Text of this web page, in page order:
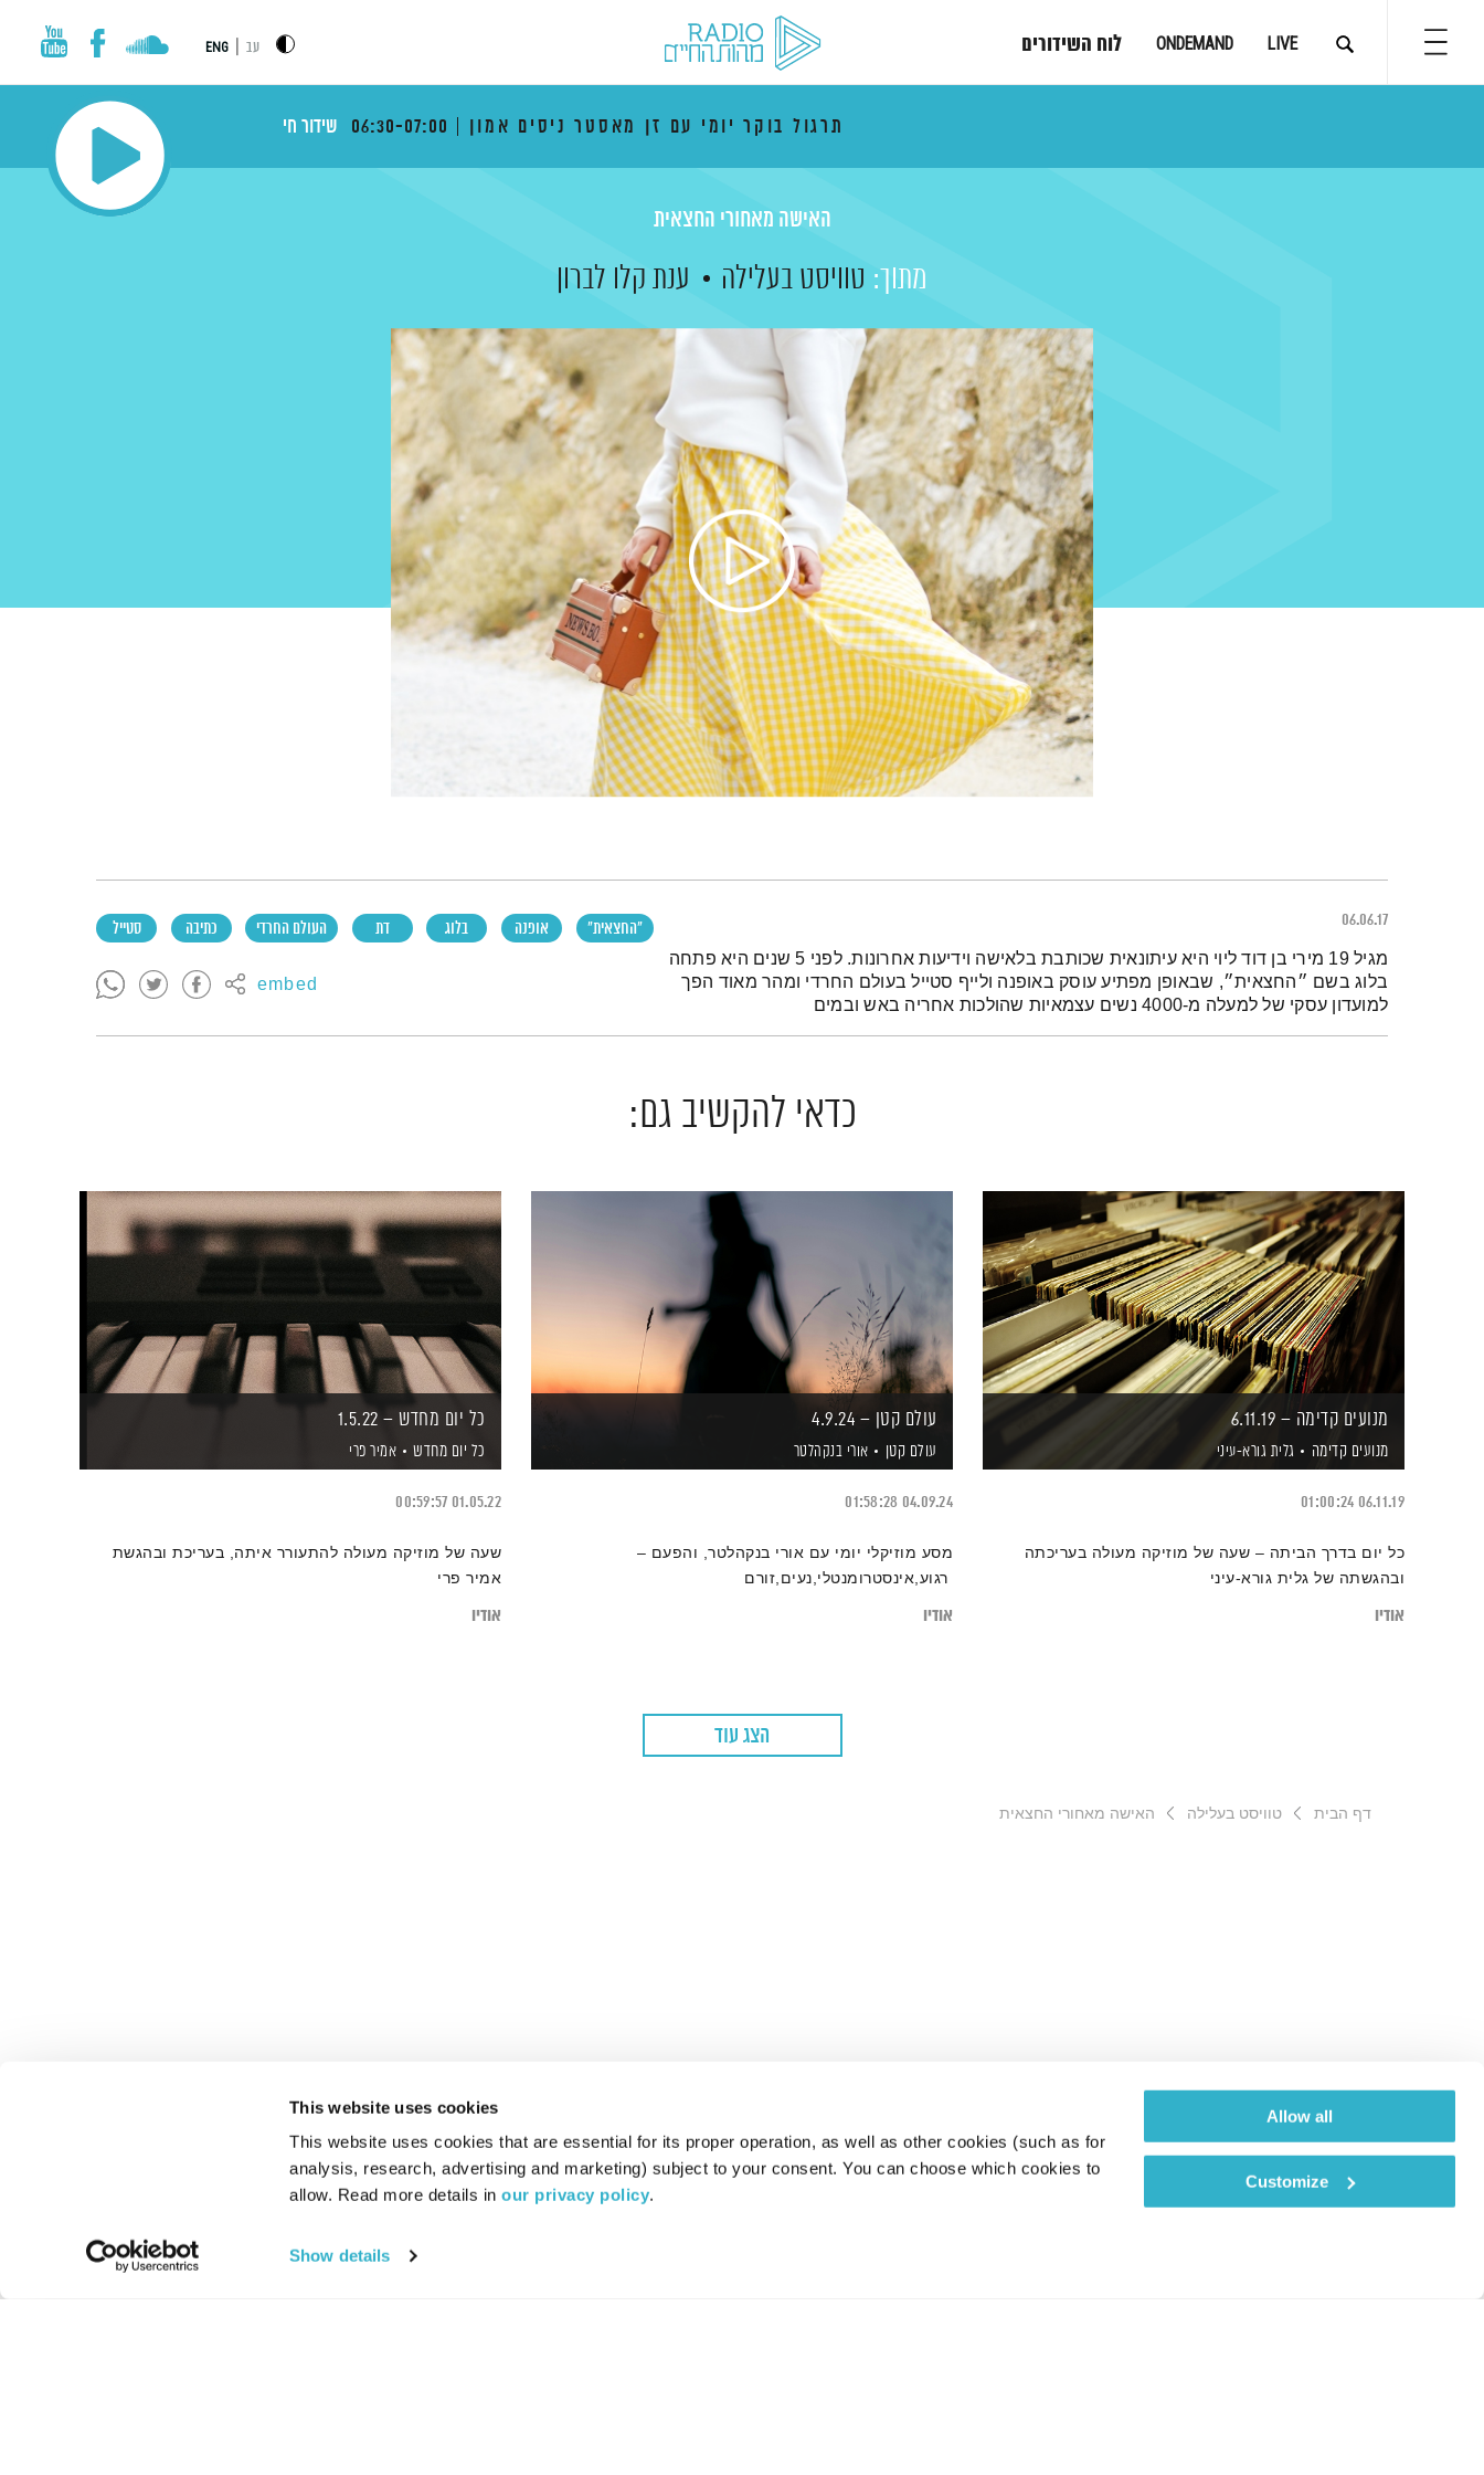
This website uses cookies
This website uses cookies that are essential for its proper operation, as well as other cookies (such as for
analysis, research, advertising and marketing) subject to your consent. You can choose which cookies to
allow. Read more details in our privacy policy.
Show details
Allow all
Customize
LIVE
ONDEMAND לוח השידורים עב ENG
תרגול בוקר יומי עם זן מאסטר ניסים אמון 06:30-07:00 שידור חי
האישה מאחורי החצאית
מתוך: טוויסט בעלילה ענת קלו לברון
06.06.17 "החצאית" אופנה בלוג דת העולם החרדי כתיבה סטייל
embed
תמצית הפודקאסט
מגיל 19 מירי בן דוד ליוי היא עיתונאית שכותבת בלאישה וידיעות אחרונות. לפני 5 שנים היא פתחה
בלוג בשם ״החצאית״, שבאופן מפתיע עוסק באופנה ולייף סטייל בעולם החרדי ומהר מאוד הפך
למועדון עסקי של למעלה מ-4000 נשים עצמאיות שהולכות אחריה באש ובמים
כדאי להקשיב גם:
מנועים קדימה – 6.11.19
מנועים קדימה גלית גורא-עיני
06.11.19
01:00:24
כל יום בדרך הביתה – שעה של מוזיקה מעולה בעריכתה
ובהגשתה של גלית גורא-עיני
אודיו
עולם קטן – 4.9.24
עולם קטן אורי בנקהלטר
04.09.24
01:58:28
מסע מוזיקלי יומי עם אורי בנקהלטר, והפעם –
רגוע,אינסטרומנטלי,נעים,זורם
אודיו
כל יום מחדש – 1.5.22
כל יום מחדש אמיר פרי
01.05.22
00:59:57
שעה של מוזיקה מעולה להתעורר איתה, בעריכת ובהגשת
אמיר פרי
אודיו
הצג עוד
דף הבית טוויסט בעלילה האישה מאחורי החצאית